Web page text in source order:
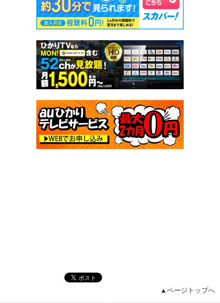
▲ページトップへ